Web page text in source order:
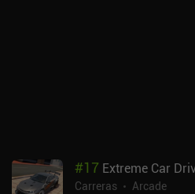
#17 Extreme Car
Carreras
Arcade